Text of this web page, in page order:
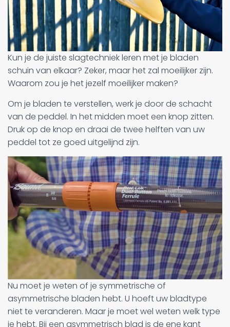
Kun je de juiste slagtechniek leren met je bladen
schuin van elkaar? Zeker, maar het zal moeilijker zijn.
Waarom zou je het jezelf moeilijker maken?
Om je bladen te verstellen, werk je door de schacht
van de peddel. In het midden moet een knop zitten.
Druk op de knop en draai de twee helften van uw
peddel tot ze goed uitgelijnd zijn.
Nu moet je weten of je symmetrische of
asymmetrische bladen hebt. U hoeft uw bladtype
niet te veranderen. Maar je moet wel weten welk type
je hebt. Bij een asymmetrisch blad is de ene kant